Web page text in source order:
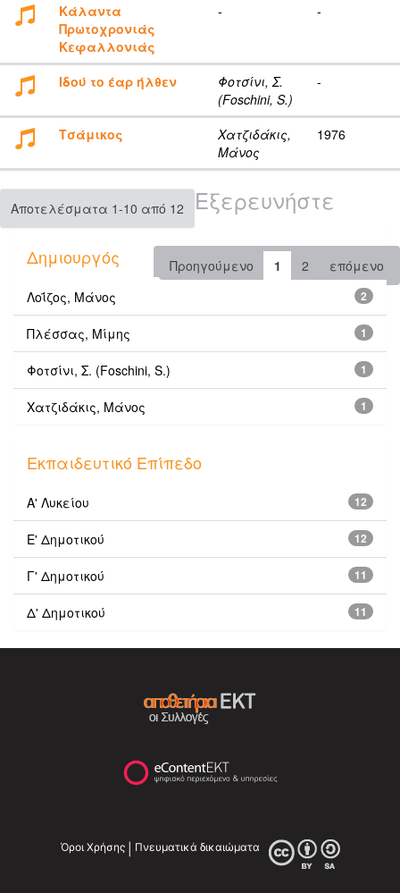
Κάλαντα
Πρωτοχρονιάς
Κεφαλλονιάς
- -
Ιδού το έαρ ήλθεν
Φοτσίνι, Σ.
(Foschini, S.)
-
Τσάμικος
Χατζιδάκις,
Μάνος
1976
Αποτελέσματα 1-10 από 12
Προηγούμενο 1 2 επόμενο
Εξερευνήστε
Δημιουργός
2
Λοΐζος, Μάνος
1
Πλέσσας, Μίμης
1
Φοτσίνι, Σ. (Foschini, S.)
1
Χατζιδάκις, Μάνος
Εκπαιδευτικό Επίπεδο
12
Α' Λυκείου
12
Ε' Δημοτικού
11
Γ' Δημοτικού
11
Δ' Δημοτικού